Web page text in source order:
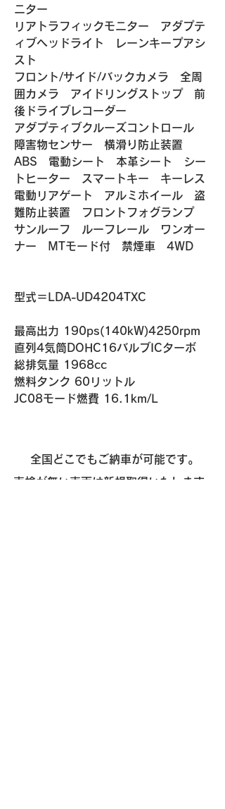
ニター
リアトラフィックモニター　アダプテ
ィブヘッドライト　レーンキープアシ
スト
フロント/サイド/バックカメラ　全周
囲カメラ　アイドリングストップ　前
後ドライブレコーダー
アダプティブクルーズコントロール
障害物センサー　横滑り防止装置
ABS　電動シート　本革シート　シー
トヒーター　スマートキー　キーレス
電動リアゲート　アルミホイール　盗
難防止装置　フロントフォグランプ
サンルーフ　ルーフレール　ワンオー
ナー　MTモード付　禁煙車　4WD
​​型式＝LDA-UD4204TXC
最高出力 190ps(140kW)4250rpm
直列4気筒DOHC16バルブICターボ
総排気量 1968cc
燃料タンク 60リットル
​JC08モード燃費 16.1km/L
全国どこでもご納車が可能です。
車検が無い車両は新規取得いたします。